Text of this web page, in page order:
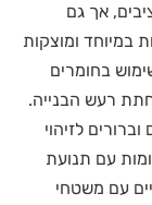
אך גם
במיוחד ומוצקות
בחומרים
רעש הבנייה.
לזיהוי
עם תנועת
עם משטחי